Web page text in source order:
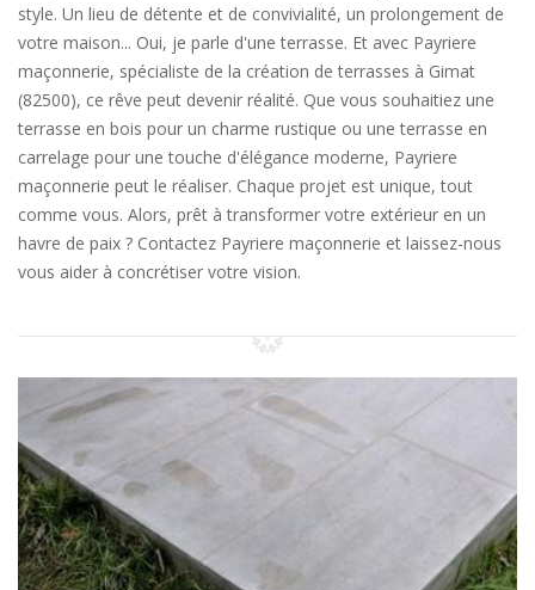
style. Un lieu de détente et de convivialité, un prolongement de
votre maison... Oui, je parle d'une terrasse. Et avec Payriere
maçonnerie, spécialiste de la création de terrasses à Gimat
(82500), ce rêve peut devenir réalité. Que vous souhaitiez une
terrasse en bois pour un charme rustique ou une terrasse en
carrelage pour une touche d'élégance moderne, Payriere
maçonnerie peut le réaliser. Chaque projet est unique, tout
comme vous. Alors, prêt à transformer votre extérieur en un
havre de paix ? Contactez Payriere maçonnerie et laissez-nous
vous aider à concrétiser votre vision.